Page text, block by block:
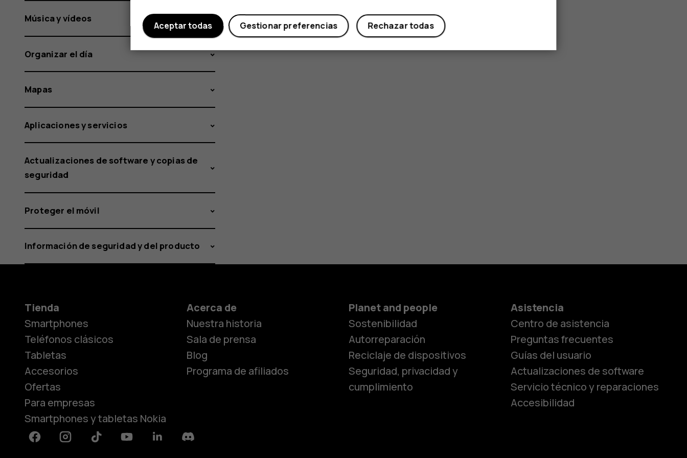
Smartphones
Teléfonos clásicos
Teléfonos para
Sí No
Música y vídeos
Organizar el día
Mapas
Aplicaciones y servicios
Actualizaciones de software y copias de
seguridad
Proteger el móvil
Información de seguridad y del producto
Tienda
Smartphones
Teléfonos clásicos
Tabletas
Accesorios
Ofertas
Para empresas
Smartphones y tabletas Nokia
Acerca de
Nuestra historia
Sala de prensa
Blog
Programa de afiliados
Planet and people
Sostenibilidad
Autorreparación
Reciclaje de dispositivos
Seguridad, privacidad y
cumplimiento
Asistencia
Centro de asistencia
Preguntas frecuentes
Guías del usuario
Actualizaciones de software
Servicio técnico y reparaciones
Accesibilidad
FacebookInstagramTiktok YoutubeLinkedinDiscord
Rechazar todas
Gestionar preferencias
Aceptar todas